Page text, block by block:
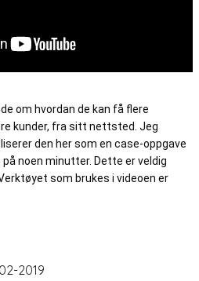
om hvordan de kan få flere
kunder, fra sitt nettsted. Jeg
den her som en case-oppgave
noen minutter. Dette er veldig
som brukes i videoen er
2019